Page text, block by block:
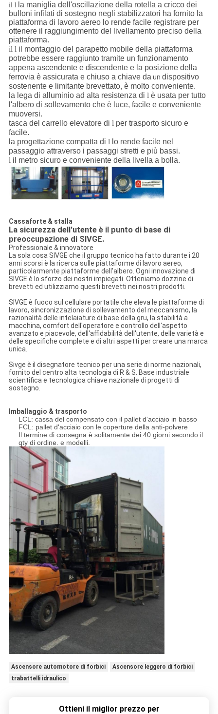
il l la maniglia dell'oscillazione della rotella a cricco dei
bulloni infilati di sostegno negli stabilizzatori ha fornito la
piattaforma di lavoro aereo lo rende facile registrare per
ottenere il raggiungimento del livellamento preciso della
piattaforma.
il l il montaggio del parapetto mobile della piattaforma
potrebbe essere raggiunto tramite un funzionamento
appena ascendente e discendente e la posizione della
ferrovia è assicurata e chiuso a chiave da un dispositivo
sostenente e limitante brevettato, è molto conveniente.
la lega di alluminio ad alta resistenza di l è usata per tutto
l'albero di sollevamento che è luce, facile e conveniente
muoversi.
tasca del carrello elevatore di l per trasporto sicuro e
facile.
la progettazione compatta di l lo rende facile nel
passaggio attraverso i passaggi stretti e più bassi.
l il metro sicuro e conveniente della livella a bolla.
Cassaforte & stalla
La sicurezza dell'utente è il punto di base di
preoccupazione di SIVGE.
Professionale & innovatore
La sola cosa SIVGE che il gruppo tecnico ha fatto durante i 20
anni scorsi è la ricerca sulle piattaforme di lavoro aereo,
particolarmente piattaforme dell'albero. Ogni innovazione di
SIVGE è lo sforzo dei nostri impiegati. Otteniamo dozzine di
brevetti ed utilizziamo questi brevetti nei nostri prodotti.
SIVGE è fuoco sul cellulare portatile che eleva le piattaforme di
lavoro, sincronizzazione di sollevamento del meccanismo, la
razionalità delle intelaiature di base della gru, la stabilità a
macchina, comfort dell'operatore e controllo dell'aspetto
avanzato e piacevole, dell'affidabilità dell'utente, delle varietà e
delle specifiche complete e di altri aspetti per creare una marca
unica.
Sivge è il disegnatore tecnico per una serie di norme nazionali,
fornito del centro alta tecnologia di R & S. Base industriale
scientifica e tecnologica chiave nazionale di progetti di
sostegno.
Imballaggio & trasporto
LCL: cassa del compensato con il pallet d'acciaio in basso
FCL: pallet d'acciaio con le coperture della anti-polvere
Il termine di consegna è solitamente dei 40 giorni secondo il
qty di ordine. e modelli.
Ascensore automotore di forbici
Ascensore leggero di forbici
trabattelli idraulico
Ottieni il miglior prezzo per